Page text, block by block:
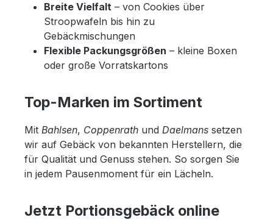
Breite Vielfalt – von Cookies über
Stroopwafeln bis hin zu
Gebäckmischungen
Flexible Packungsgrößen – kleine Boxen
oder große Vorratskartons
Top-Marken im Sortiment
Mit Bahlsen, Coppenrath und Daelmans setzen
wir auf Gebäck von bekannten Herstellern, die
für Qualität und Genuss stehen. So sorgen Sie
in jedem Pausenmoment für ein Lächeln.
Jetzt Portionsgebäck online